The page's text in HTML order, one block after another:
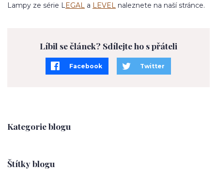
Kategorie blogu
Štítky blogu
Lampy ze série LEGAL a LEVEL naleznete na naší stránce.
Líbil se článek? Sdílejte ho s přáteli
Facebook Twitter